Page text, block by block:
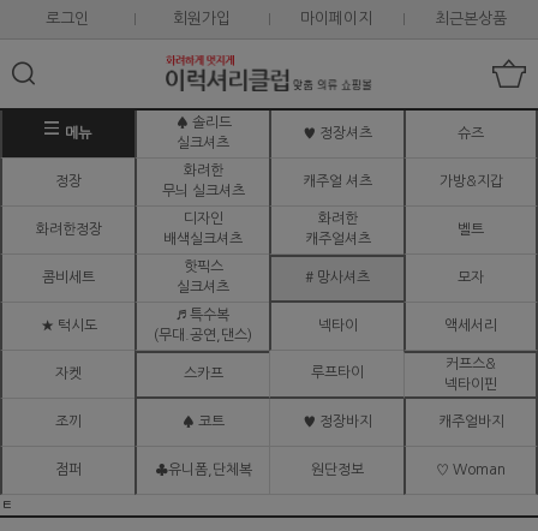
로그인 회원가입 마이페이지 최근본상품
메뉴
♠ 솔리드
실크셔츠
♥ 정장셔츠 슈즈
정장
화려한
무늬 실크셔츠
캐주얼 셔츠 가방&지갑
화려한정장
디자인
배색실크셔츠
화려한
캐주얼셔츠
벨트
콤비세트
핫픽스
실크셔츠
# 망사셔츠 모자
★ 턱시도
♬ 특수복
(무대.공연,댄스)
넥타이 액세서리
자켓 스카프 루프타이
커프스&
넥타이핀
조끼 ♠ 코트 ♥ 정장바지 캐주얼바지
점퍼 ♣유니폼,단체복 원단정보 ♡ Woman
ㅌ